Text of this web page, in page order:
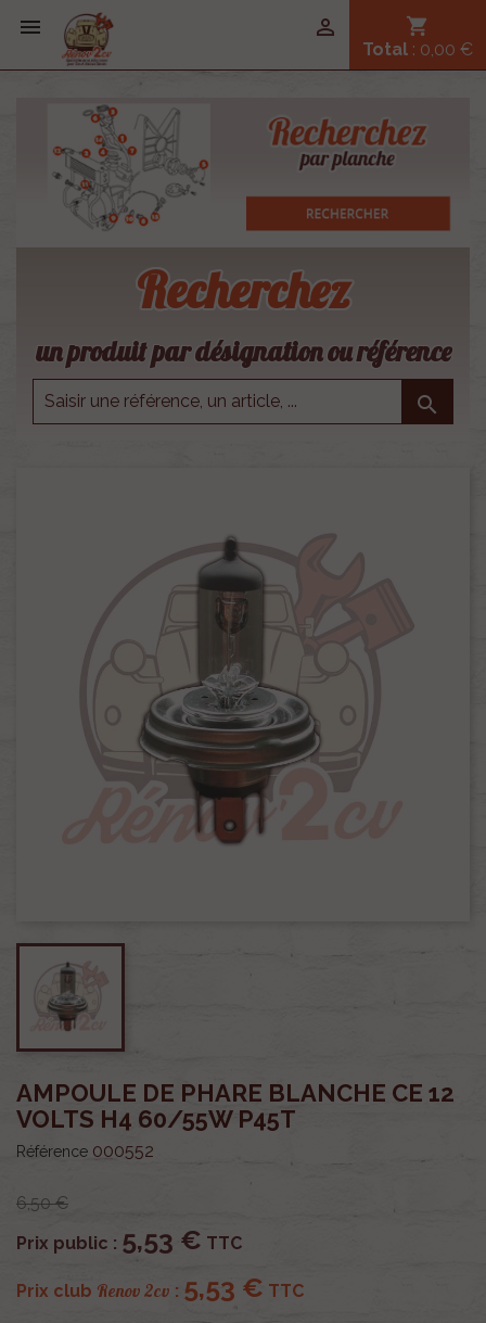
 shopping_cart
Total : 0,00 €

Recherchez
un produit par désignation ou référence

AMPOULE DE PHARE BLANCHE CE 12
VOLTS H4 60/55W P45T
Référence 000552
6,50 €
Prix public : 5,53 € TTC
Prix club Renov 2cv : 5,53 € TTC